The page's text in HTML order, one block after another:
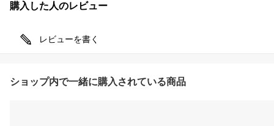
購入した人のレビュー
レビューを書く
ショップ内で一緒に購入されている商品